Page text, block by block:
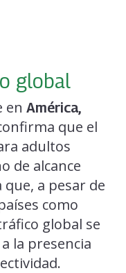
global
en América,
que el
adultos
de alcance
a pesar de
como
global se
la presencia